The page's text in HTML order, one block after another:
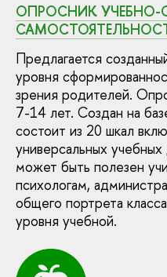
ОПРОСНИК
Предлагается
уровня
зрения родителей.
7-14 лет. Создан на
состоит из 20 шкал
универсальных
может быть полезен
психологам,
общего портрета
уровня учебной.